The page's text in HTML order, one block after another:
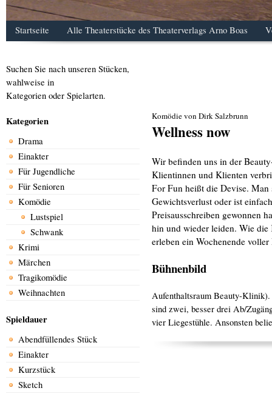
Startseite Alle Theaterstücke des Theaterverlags Arno Boas
Suchen Sie nach unseren Stücken,
wahlweise in
Kategorien oder Spielarten.
Kategorien
Drama
Einakter
Für Jugendliche
Für Senioren
Komödie
Lustspiel
Schwank
Krimi
Märchen
Tragikomödie
Weihnachten
Spieldauer
Abendfüllendes Stück
Einakter
Kurzstück
Sketch
Komödie von Dirk Salzbrunn
Wellness now
Wir befinden uns in der
Klientinnen und Klienten
For Fun heißt die Devise. Man
Gewichtsverlust oder ist
Preisausschreiben gewonnen
hin und wieder leiden. Wie die
erleben ein Wochenende
Bühnenbild
Aufenthaltsraum Beauty-
sind zwei, besser drei Ab/
vier Liegestühle. Ansonsten